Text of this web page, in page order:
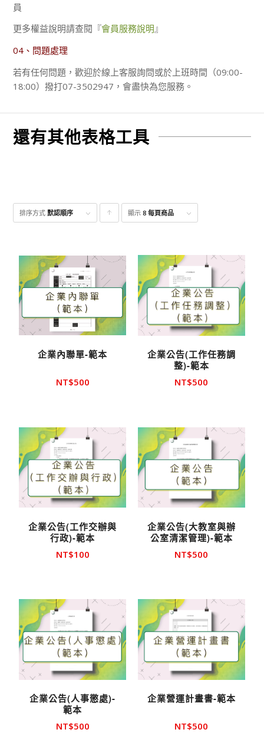
員
更多權益說明請查閱『會員服務說明』
04、問題處理
若有任何問題，歡迎於線上客服詢問或於上班時間（09:00-
18:00）撥打07-3502947，會盡快為您服務。
還有其他表格工具
排序方式默認順序 點
品
顯示8 每頁商品
企業內聯單-範本
NT$500
企業公告(工作任務調
整)-範本
NT$500
企業公告(工作交辦與
行政)-範本
NT$100
企業公告(大教室與辦
公室清潔管理)-範本
NT$500
企業公告(人事懲處)-
範本
NT$500
企業營運計畫書-範本
NT$500